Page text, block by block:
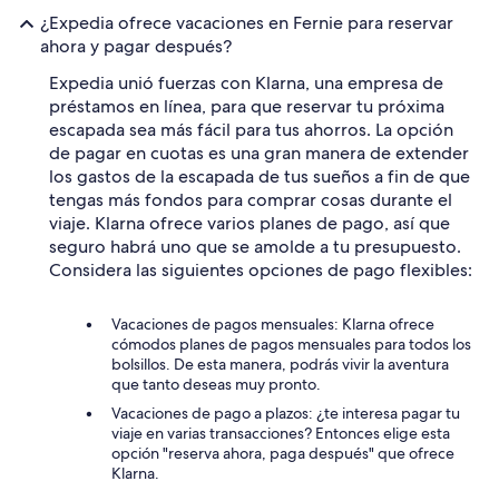
¿Expedia ofrece vacaciones en Fernie para reservar
ahora y pagar después?
Expedia unió fuerzas con Klarna, una empresa de
préstamos en línea, para que reservar tu próxima
escapada sea más fácil para tus ahorros. La opción
de pagar en cuotas es una gran manera de extender
los gastos de la escapada de tus sueños a fin de que
tengas más fondos para comprar cosas durante el
viaje. Klarna ofrece varios planes de pago, así que
seguro habrá uno que se amolde a tu presupuesto.
Considera las siguientes opciones de pago flexibles:
Vacaciones de pagos mensuales: Klarna ofrece
cómodos planes de pagos mensuales para todos los
bolsillos. De esta manera, podrás vivir la aventura
que tanto deseas muy pronto.
Vacaciones de pago a plazos: ¿te interesa pagar tu
viaje en varias transacciones? Entonces elige esta
opción "reserva ahora, paga después" que ofrece
Klarna.